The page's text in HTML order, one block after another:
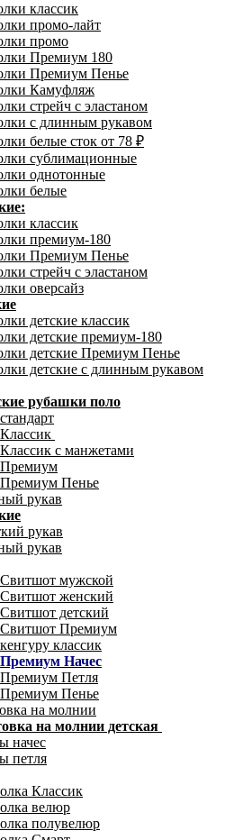
классик
промо-лайт
промо
Премиум 180
Премиум Пенье
Камуфляж
стрейч с эластаном
с длинным рукавом
белые сток от 78 ₽
сублимационные
однотонные
белые
классик
премиум-180
Премиум Пенье
стрейч с эластаном
оверсайз
детские классик
детские премиум-180
детские Премиум Пенье
детские с длинным рукавом
рубашки поло
с манжетами
Пенье
рукав
рукав
рукав
Свитшот мужской
Свитшот женский
Свитшот детский
Свитшот Премиум
классик
Начес
Петля
Пенье
на молнии
на молнии детская
начес
петля
Классик
велюр
полувелюр